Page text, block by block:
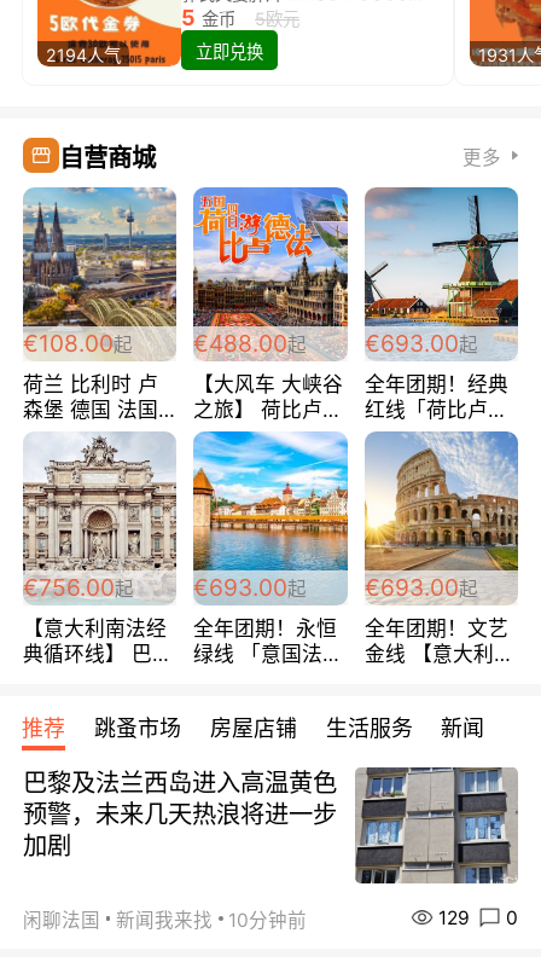
2194人气
5 金币
5欧元
立即兑换
1931人
自营商城 更多
€108.00起
荷兰 比利时 卢
森堡 德国 法国
超爽玩遍西欧 循
环线 全程四星宾
馆 108欧/人/天
€488.00起
【大风车 大峡谷
之旅】 荷比卢德
法 巴黎上下 经
典五国四日游
488欧/人
€693.00起
全年团期！经典
红线「荷比卢德
法」七天循环 五
国 仅售99欧/人/
天！巴黎上下！
包拼房~
€756.00起
【意大利南法经
典循环线】 巴黎
宾馆 108欧/天起
全程756欧/位
€693.00起
全年团期！永恒
绿线 「意国法
欧/天起 ~包拼房
€693.00起
全年团期！文艺
金线 【意大利一
每周铁发！
推荐 跳蚤市场 房屋店铺 生活服务 新闻
巴黎及法兰西岛进入高温黄色
预警，未来几天热浪将进一步
加剧
闲聊法国 新闻我来找 10分钟前 129 0